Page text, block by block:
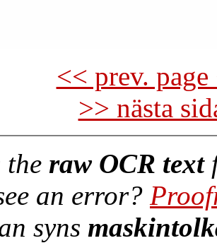
<< prev.
>> nästa
the raw OCR text
an error?
syns